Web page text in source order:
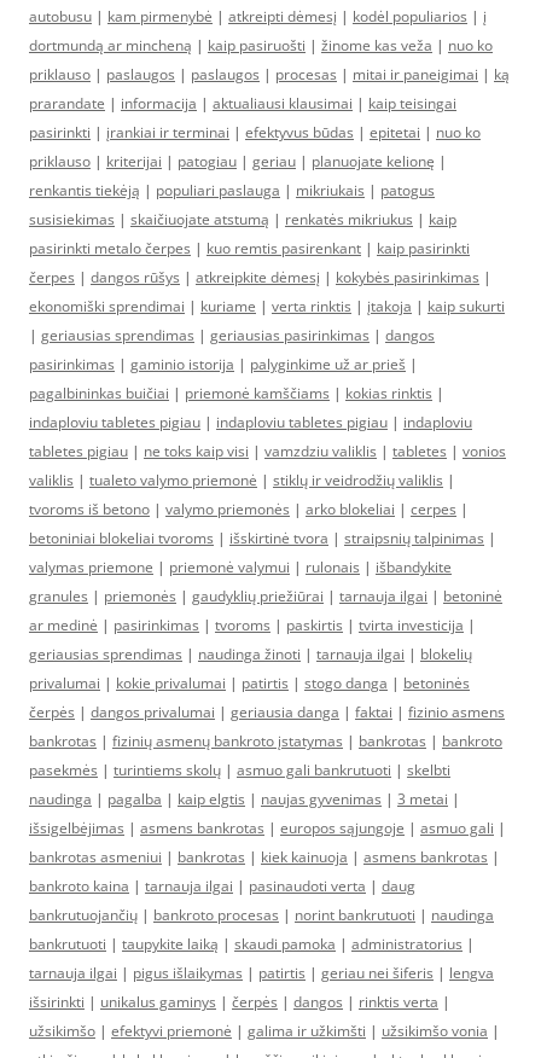
autobusu | kam pirmenybė | atkreipti dėmesį | kodėl populiarios | į
dortmundą ar mincheną | kaip pasiruošti | žinome kas veža | nuo ko
priklauso | paslaugos | paslaugos | procesas | mitai ir paneigimai | ką
prarandate | informacija | aktualiausi klausimai | kaip teisingai
pasirinkti | įrankiai ir terminai | efektyvus būdas | epitetai | nuo ko
priklauso | kriterijai | patogiau | geriau | planuojate kelionę |
renkantis tiekėją | populiari paslauga | mikriukais | patogus
susisiekimas | skaičiuojate atstumą | renkatės mikriukus | kaip
pasirinkti metalo čerpes | kuo remtis pasirenkant | kaip pasirinkti
čerpes | dangos rūšys | atkreipkite dėmesį | kokybės pasirinkimas |
ekonomiški sprendimai | kuriame | verta rinktis | įtakoja | kaip sukurti
| geriausias sprendimas | geriausias pasirinkimas | dangos
pasirinkimas | gaminio istorija | palyginkime už ar prieš |
pagalbininkas buičiai | priemonė kamščiams | kokias rinktis |
indaploviu tabletes pigiau | indaploviu tabletes pigiau | indaploviu
tabletes pigiau | ne toks kaip visi | vamzdziu valiklis | tabletes | vonios
valiklis | tualeto valymo priemonė | stiklų ir veidrodžių valiklis |
tvoroms iš betono | valymo priemonės | arko blokeliai | cerpes |
betoniniai blokeliai tvoroms | išskirtinė tvora | straipsnių talpinimas |
valymas priemone | priemonė valymui | rulonais | išbandykite
granules | priemonės | gaudyklių priežiūrai | tarnauja ilgai | betoninė
ar medinė | pasirinkimas | tvoroms | paskirtis | tvirta investicija |
geriausias sprendimas | naudinga žinoti | tarnauja ilgai | blokelių
privalumai | kokie privalumai | patirtis | stogo danga | betoninės
čerpės | dangos privalumai | geriausia danga | faktai | fizinio asmens
bankrotas | fizinių asmenų bankroto įstatymas | bankrotas | bankroto
pasekmės | turintiems skolų | asmuo gali bankrutuoti | skelbti
naudinga | pagalba | kaip elgtis | naujas gyvenimas | 3 metai |
išsigelbėjimas | asmens bankrotas | europos sąjungoje | asmuo gali |
bankrotas asmeniui | bankrotas | kiek kainuoja | asmens bankrotas |
bankroto kaina | tarnauja ilgai | pasinaudoti verta | daug
bankrutuojančių | bankroto procesas | norint bankrutuoti | naudinga
bankrutuoti | taupykite laiką | skaudi pamoka | administratorius |
tarnauja ilgai | pigus išlaikymas | patirtis | geriau nei šiferis | lengva
išsirinkti | unikalus gaminys | čerpės | dangos | rinktis verta |
užsikimšo | efektyvi priemonė | galima ir užkimšti | užsikimšo vonia |